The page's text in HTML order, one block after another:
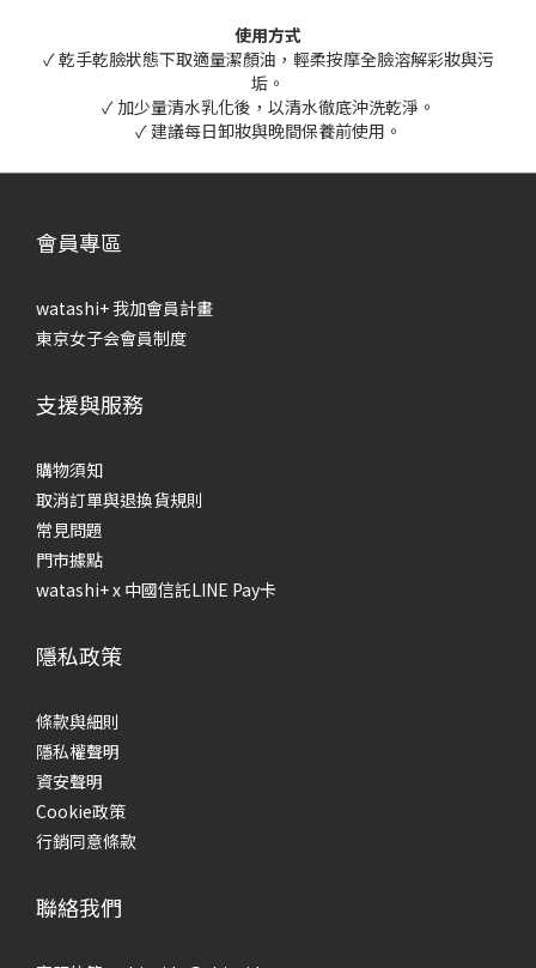
使用方式
✓ 乾手乾臉狀態下取適量潔顏油，輕柔按摩全臉溶解彩妝與污
垢。
✓ 加少量清水乳化後，以清水徹底沖洗乾淨。
✓ 建議每日卸妝與晚間保養前使用。
會員專區
watashi+ 我加會員計畫
東京女子会會員制度
支援與服務
購物須知
取消訂單與退換貨規則
常見問題
門市據點
watashi+ x 中國信託LINE Pay卡
隱私政策
條款與細則
隱私權聲明
資安聲明
Cookie政策
行銷同意條款
聯絡我們